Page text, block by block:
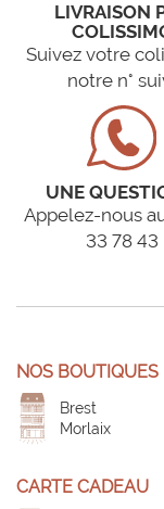
LIVRAISON
Suivez votre
notre n°
UNE
Appelez-nous
33 78 43
NOS BOUTIQUES
Brest
Morlaix
CARTE CADEAU